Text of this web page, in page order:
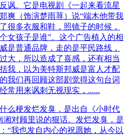
讽。它是电视剧《一起来看流星
爽（饰演楚雨荨）说“端木他带我
很多衣服和鞋，照镜子的时候，
女孩子是谁”。这个广告植入的相
是普通品牌，走的是平民路线，
大，所以造成了喜感，还有相当
我，以为美特斯邦威是富人才配
我们再回顾这部剧觉得这句台词
常用来讽刺无视现实，......
么梗发烂发臭，是出自《小时代
湘对顾里说的狠话。发烂发臭，是
“我也发自内心的祝愿她，从今以